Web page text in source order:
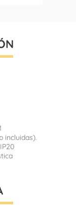
incluidas).